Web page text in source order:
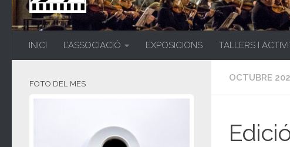
INICI L’ASSOCIACIÓ EXPOSICIONS TALLERS I
OCTUBRE
FOTO DEL MES